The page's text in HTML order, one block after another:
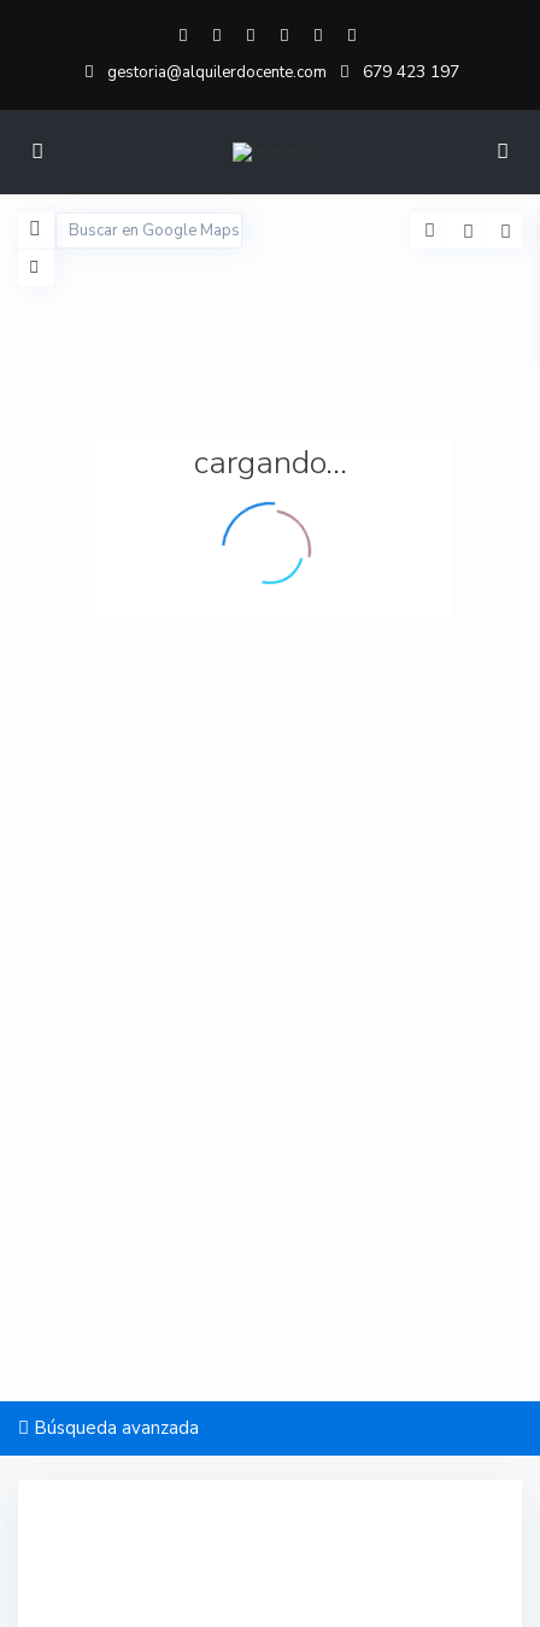
gestoria@alquilerdocente.com 679 423 197
cargando...
Búsqueda avanzada